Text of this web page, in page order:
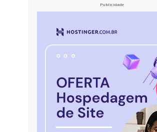
Publicidade